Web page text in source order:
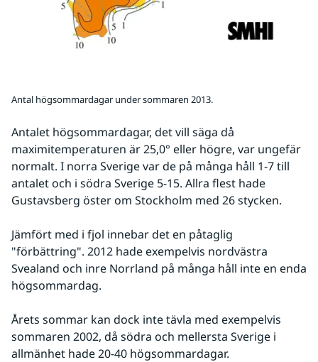
Antal högsommardagar under sommaren 2013.
Antalet högsommardagar, det vill säga då
maximitemperaturen är 25,0° eller högre, var ungefär
normalt. I norra Sverige var de på många håll 1-7 till
antalet och i södra Sverige 5-15. Allra flest hade
Gustavsberg öster om Stockholm med 26 stycken.
Jämfört med i fjol innebar det en påtaglig
"förbättring". 2012 hade exempelvis nordvästra
Svealand och inre Norrland på många håll inte en enda
högsommardag.
Årets sommar kan dock inte tävla med exempelvis
sommaren 2002, då södra och mellersta Sverige i
allmänhet hade 20-40 högsommardagar.